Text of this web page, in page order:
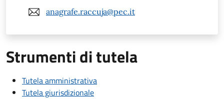
anagrafe.raccuja@pec.it
Strumenti di tutela
Tutela amministrativa
Tutela giurisdizionale